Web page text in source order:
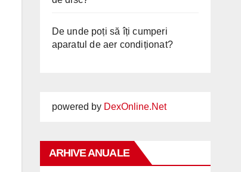
De unde poți să îți cumperi
aparatul de aer condiționat?
powered by DexOnline.Net
ARHIVE ANUALE